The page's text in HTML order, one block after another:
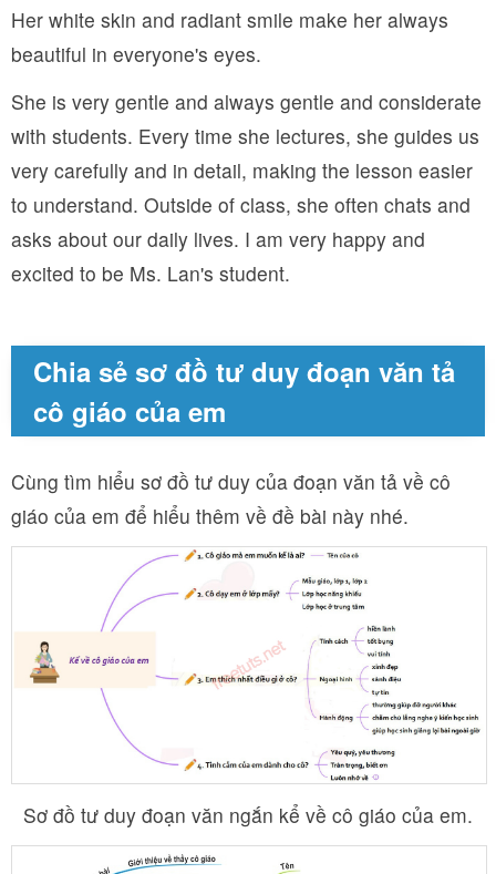
Her white skin and radiant smile make her always
beautiful in everyone's eyes.
She is very gentle and always gentle and considerate
with students. Every time she lectures, she guides us
very carefully and in detail, making the lesson easier
to understand. Outside of class, she often chats and
asks about our daily lives. I am very happy and
excited to be Ms. Lan's student.
Chia sẻ sơ đồ tư duy đoạn văn tả
cô giáo của em
Cùng tìm hiểu sơ đồ tư duy của đoạn văn tả về cô
giáo của em để hiểu thêm về đề bài này nhé.
Sơ đồ tư duy đoạn văn ngắn kể về cô giáo của em.